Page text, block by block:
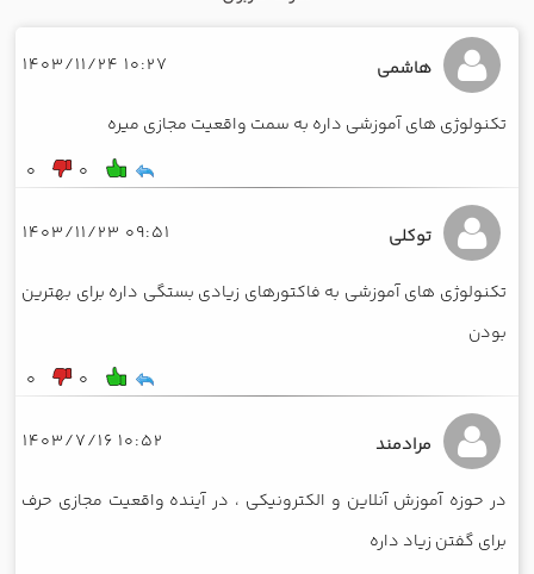
هاشمی 10:27 1403/11/24
تکنولوژی های آموزشی داره به سمت واقعیت مجازی میره
0
0
توکلی 09:51 1403/11/23
تکنولوژی های آموزشی به فاکتورهای زیادی بستگی داره برای بهترین
بودن
0
0
مرادمند 10:52 1403/7/16
در حوزه آموزش آنلاین و الکترونیکی ، در آینده واقعیت مجازی حرف
برای گفتن زیاد داره